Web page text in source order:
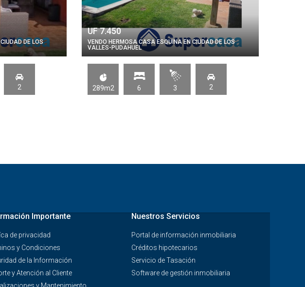
DE LOS
2
UF 7.450
VENDO HERMOSA CASA ESQUINA EN CIUDAD DE LOS
VALLES-PUDAHUEL
289m2 6 3 2
Importante
de privacidad
y Condiciones
de la Información
y Atención al Cliente
y Mantenimiento
Nuestros Servicios
Portal de información inmobiliaria
Créditos hipotecarios
Servicio de Tasación
Software de gestión inmobiliaria